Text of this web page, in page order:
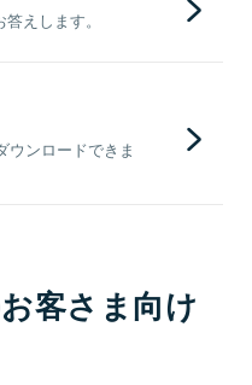
えします。
ウンロードできま
客さま向け